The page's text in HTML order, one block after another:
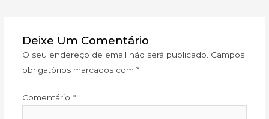
Deixe Um Comentário
O seu endereço de email não será publicado. Campos
obrigatórios marcados com *
Comentário *